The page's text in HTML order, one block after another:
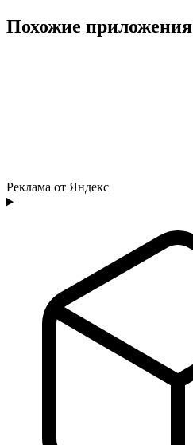
Похожие приложения
Реклама от Яндекс